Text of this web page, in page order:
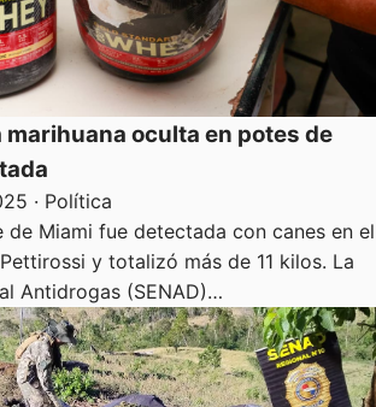
marihuana oculta en potes de
· Política
de Miami fue detectada con canes en el
y totalizó más de 11 kilos. La
Antidrogas (SENAD)…